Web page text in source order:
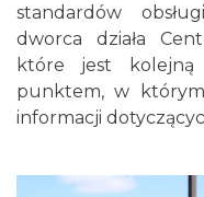
standardów
dworca działa
które jest
punktem, w którym
informacji